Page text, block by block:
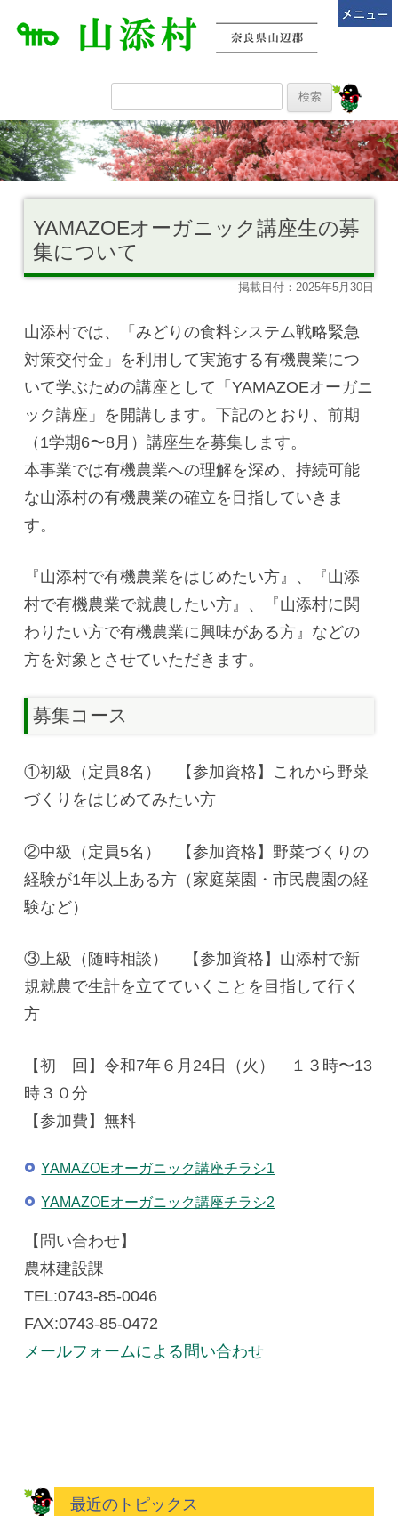
YAMAZOEオーガニック講座生の募
集について
掲載日付：2025年5月30日
山添村では、「みどりの食料システム戦略緊急
対策交付金」を利用して実施する有機農業につ
いて学ぶための講座として「YAMAZOEオーガニ
ック講座」を開講します。下記のとおり、前期
（1学期6〜8月）講座生を募集します。
本事業では有機農業への理解を深め、持続可能
な山添村の有機農業の確立を目指していきま
す。
『山添村で有機農業をはじめたい方』、『山添
村で有機農業で就農したい方』、『山添村に関
わりたい方で有機農業に興味がある方』などの
方を対象とさせていただきます。
募集コース
①初級（定員8名） 【参加資格】これから野菜
づくりをはじめてみたい方
②中級（定員5名） 【参加資格】野菜づくりの
経験が1年以上ある方（家庭菜園・市民農園の経
験など）
③上級（随時相談） 【参加資格】山添村で新
規就農で生計を立てていくことを目指して行く
方
【初 回】令和7年６月24日（火） １３時〜13
時３０分
【参加費】無料
YAMAZOEオーガニック講座チラシ1
YAMAZOEオーガニック講座チラシ2
【問い合わせ】
農林建設課
TEL:0743-85-0046
FAX:0743-85-0472
メールフォームによる問い合わせ
最近のトピックス